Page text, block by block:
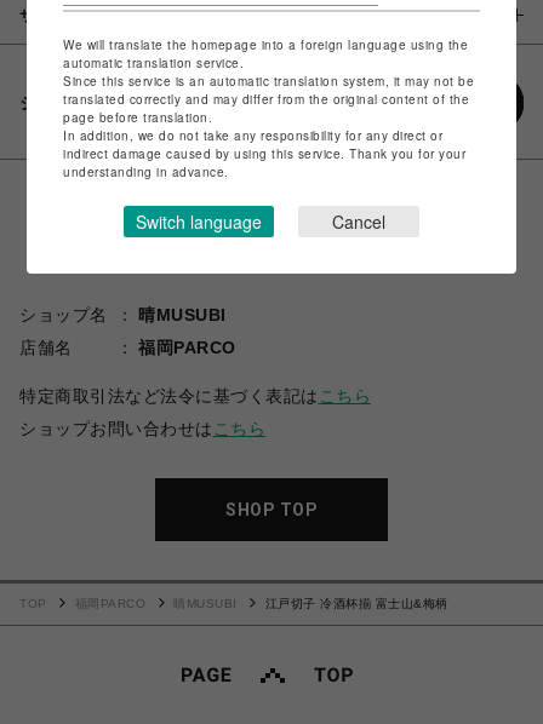
サイズ
シェアする
ショップ名
晴MUSUBI
店舗名
福岡PARCO
特定商取引法など法令に基づく表記は こちら
ショップお問い合わせは こちら
SHOP TOP
TOP 福岡PARCO 晴MUSUBI 江戸切子 冷酒杯揃 富士山&梅柄
We will translate the homepage into a foreign language using the
automatic translation service.
Since this service is an automatic translation system, it may not be
translated correctly and may differ from the original content of the
page before translation.
In addition, we do not take any responsibility for any direct or
indirect damage caused by using this service. Thank you for your
understanding in advance.
Switch language Cancel